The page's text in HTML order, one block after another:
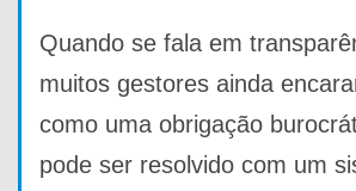
Quando se fala em
muitos gestores ainda
como uma obrigação
pode ser resolvido com um